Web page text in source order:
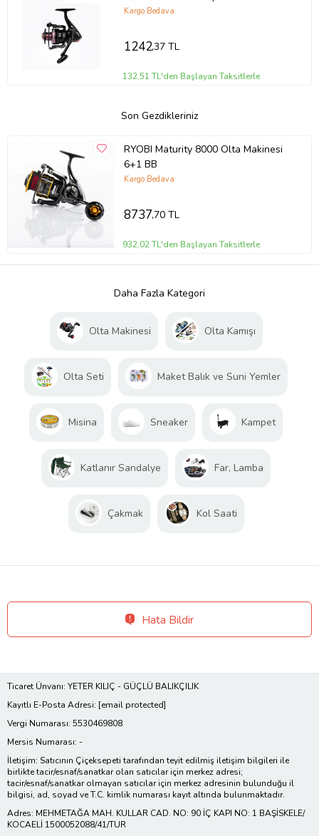
Kargo Bedava
1242,37 TL
132,51 TL'den Başlayan Taksitlerle
Son Gezdikleriniz
RYOBI Maturity 8000 Olta Makinesi
6+1 BB
Kargo Bedava
8737,70 TL
932,02 TL'den Başlayan Taksitlerle
Daha Fazla Kategori
Olta Makinesi Olta Kamışı
Olta Seti Maket Balık ve Suni Yemler
Misina Sneaker Kampet
Katlanır Sandalye Far, Lamba
Çakmak Kol Saati
Hata Bildir
Ticaret Ünvanı: YETER KILIÇ - GÜÇLÜ BALIKÇILIK
Kayıtlı E-Posta Adresi: [email protected]
Vergi Numarası: 5530469808
Mersis Numarası: -
İletişim: Satıcının Çiçeksepeti tarafından teyit edilmiş iletişim bilgileri ile
birlikte tacir/esnaf/sanatkar olan satıcılar için merkez adresi;
tacir/esnaf/sanatkar olmayan satıcılar için merkez adresinin bulunduğu il
bilgisi, ad, soyad ve T.C. kimlik numarası kayıt altında bulunmaktadır.
Adres: MEHMETAĞA MAH. KULLAR CAD. NO: 90 İÇ KAPI NO: 1 BAŞİSKELE/
KOCAELİ 1500052088/41/TUR